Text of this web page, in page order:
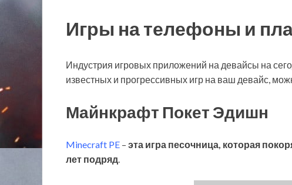
Игры на телефоны и
Индустрия игровых приложений на девайсы на
известных и прогрессивных игр на ваш девайс,
Майнкрафт Покет Эдишн
Minecraft PE – эта игра песочница, которая
лет подряд.